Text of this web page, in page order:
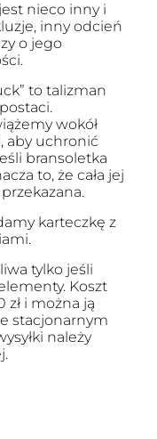
nieco inny i
inny odcień
o jego
to talizman
wokół
aby uchronić
bransoletka
to, że cała jej
karteczkę z
tylko jeśli
Koszt
i można ją
stacjonarnym
należy